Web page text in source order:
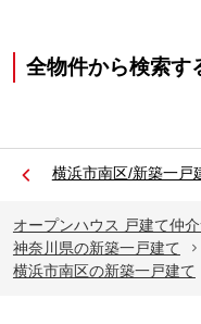
全物件から検索す
横浜市南区/新築一戸
オープンハウス 戸建て仲介
神奈川県の新築一戸建て
横浜市南区の新築一戸建て